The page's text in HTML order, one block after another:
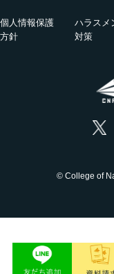
国際グランドハ
活躍する卒業生
個人情報保護
方針
ハラスメ
対策
© College of
空にわくわく、